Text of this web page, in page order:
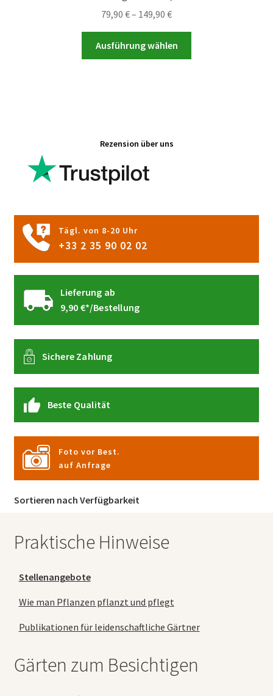
79,90 €– 149,90 €Preisspanne:
79,90 €
bis
149,90 €
Ausführung wählen
Rezension über uns
Tägl. von 8-20 Uhr
+33 2 35 90 02 02
Lieferung ab
9,90 €*/Bestellung
Sichere Zahlung
Beste Qualität
Foto vor Best.
auf Anfrage
Sortieren nach Verfügbarkeit
Praktische Hinweise
Stellenangebote
Wie man Pflanzen pflanzt und pflegt
Publikationen für leidenschaftliche Gärtner
Gärten zum Besichtigen